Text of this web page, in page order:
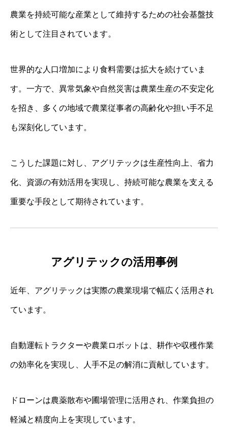
農業を持続可能な産業として維持するための社会基盤技
術として注目されています。
世界的な人口増加により食料需要は拡大を続けていま
す。一方で、異常気象や自然災害は農業生産の不安定化
を招き、多くの地域で農業従事者の高齢化や担い手不足
も深刻化しています。
こうした課題に対し、アグリテックは生産性向上、省力
化、資源の有効活用を実現し、持続可能な農業を支える
重要な手段として期待されています。
アグリテックの活用事例
近年、アグリテックは実際の農業現場で幅広く活用され
ています。
自動運転トラクターや農業ロボットは、耕作や収穫作業
の効率化を実現し、人手不足の解消に貢献しています。
ドローンは農薬散布や圃場管理に活用され、作業負担の
軽減と精度向上を実現しています。